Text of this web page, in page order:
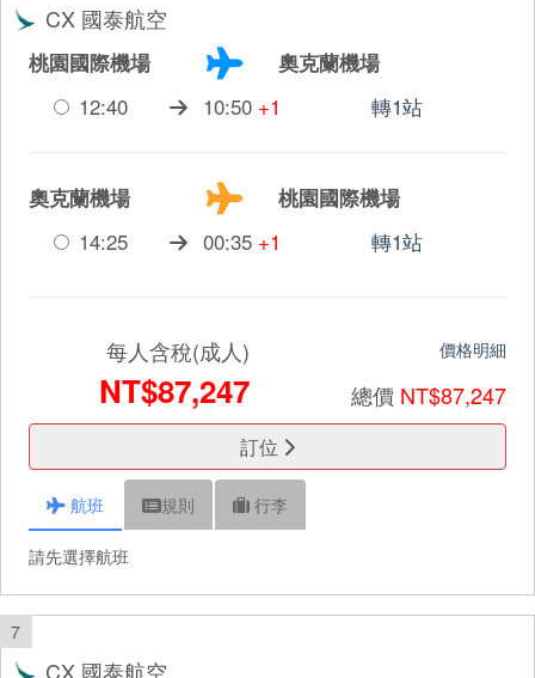
CX 國泰航空
桃園國際機場
奧克蘭機場
12:40
10:50 +1 轉1站
奧克蘭機場
桃園國際機場
14:25
00:35 +1 轉1站
每人含稅(成人)
NT$87,247
價格明細
總價 NT$87,247
訂位
航班 規則 行李
請先選擇航班
7
CX 國泰航空